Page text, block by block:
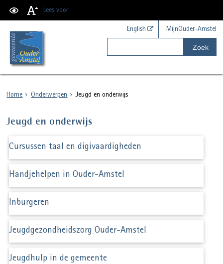
Lees voor
English MijnOuder-Amstel
Zoek
Home Onderwerpen Jeugd en onderwijs
Jeugd en onderwijs
Cursussen taal en digivaardigheden
Handjehelpen in Ouder-Amstel
Inburgeren
Jeugdgezondheidszorg Ouder-Amstel
Jeugdhulp in de gemeente